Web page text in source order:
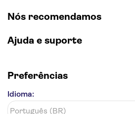
Nós recomendamos
Ajuda e suporte
Preferências
Idioma: